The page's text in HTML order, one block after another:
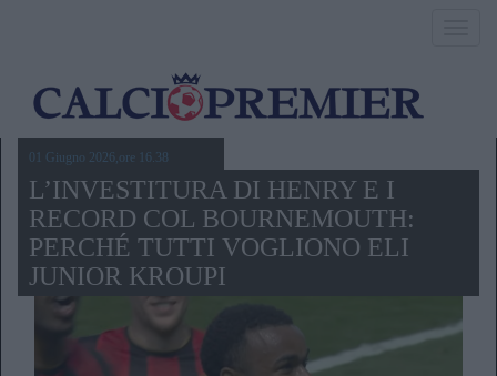
01 Giugno 2026,ore 16.38
L’INVESTITURA DI HENRY E I
RECORD COL BOURNEMOUTH:
PERCHÉ TUTTI VOGLIONO ELI
JUNIOR KROUPI